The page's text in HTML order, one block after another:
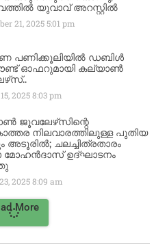
യുവാവ് അറസ്റ്റിൽ
21, 20255:01 pm
പണിക്കൂലിയിൽ ഡബിൾ
ഓഫറുമായി കല്യാൺ
20258:03 pm
ജൂവലേഴ്‌സിന്റെ
നിലവാരത്തിലുള്ള പുതിയ
അടൂരിൽ; ചലച്ചിത്രതാരം
മോഹൻദാസ് ഉദ്ഘാടനം
20258:09 am
More